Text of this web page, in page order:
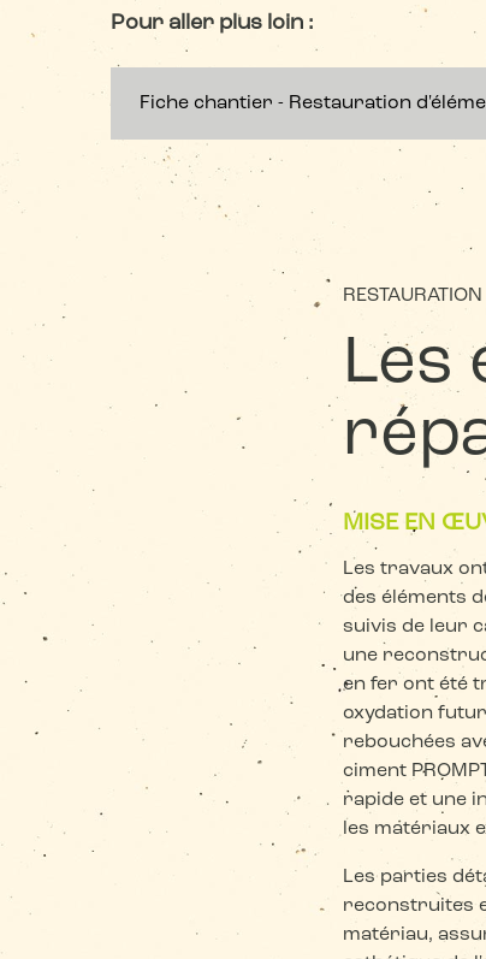
Pour aller plus loin :
Fiche chantier - Restauration
RESTAURATION
Les
MISE EN
Les travaux
des éléments
suivis de leur
une
en fer ont été
oxydation
rebouchées
ciment
rapide et une
les matériaux
Les parties
reconstruites
matériau,